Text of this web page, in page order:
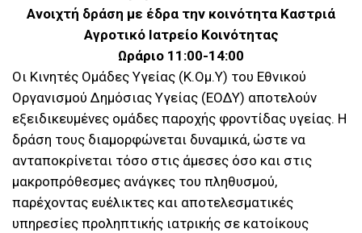
Ανοιχτή δράση με έδρα την κοινότητα Καστριά
Αγροτικό Ιατρείο Κοινότητας
Ωράριο 11:00-14:00
Οι Κινητές Ομάδες Υγείας (Κ.Ομ.Υ) του Εθνικού
Οργανισμού Δημόσιας Υγείας (ΕΟΔΥ) αποτελούν
εξειδικευμένες ομάδες παροχής φροντίδας υγείας. Η
δράση τους διαμορφώνεται δυναμικά, ώστε να
ανταποκρίνεται τόσο στις άμεσες όσο και στις
μακροπρόθεσμες ανάγκες του πληθυσμού,
παρέχοντας ευέλικτες και αποτελεσματικές
υπηρεσίες προληπτικής ιατρικής σε κατοίκους